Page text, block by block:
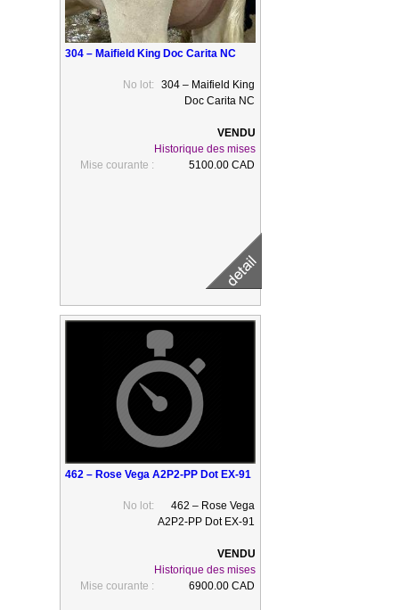
304 – Maifield King Doc Carita NC
No lot:
304 – Maifield King
Doc Carita NC
Historique des mises
Mise courante :
5100.00 CAD
462 – Rose Vega A2P2-PP Dot EX-91
No lot:
462 – Rose Vega
A2P2-PP Dot EX-91
Historique des mises
Mise courante :
6900.00 CAD